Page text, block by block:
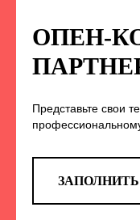
ОПЕН-
Представьте свои
НА НАС В
TELEGRAM
анонс новых спикеров и
новости конференции